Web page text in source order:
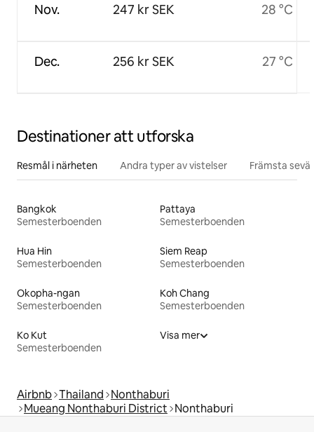
Nov.
Dec.
247 kr SEK
256 kr SEK
28 °C
27 °C
Destinationer att utforska
Resmål i närheten Andra typer av vistelser Främsta
Bangkok
Semesterboenden
Pattaya
Semesterboenden
Hua Hin
Semesterboenden
Siem Reap
Semesterboenden
Okopha-ngan
Semesterboenden
Koh Chang
Semesterboenden
Ko Kut
Semesterboenden
Visa mer
Airbnb Thailand Nonthaburi
Mueang Nonthaburi District Nonthaburi